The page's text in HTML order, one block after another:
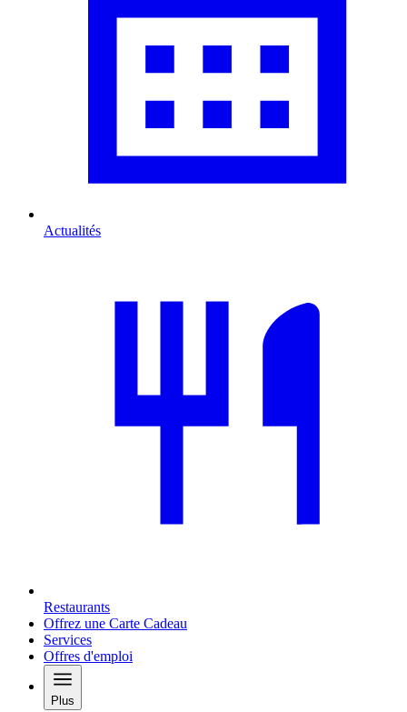
Actualités
Restaurants
Offrez une Carte Cadeau
Services
Offres d'emploi
Plus